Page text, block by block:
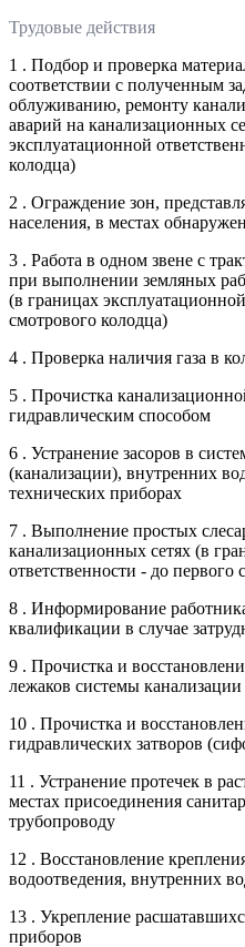
Трудовые действия
1 . Подбор и проверка
соответствии с полученным
облуживанию, ремонту
аварий на канализационных
эксплуатационной
колодца)
2 . Ограждение зон,
населения, в местах
3 . Работа в одном звене с
при выполнении земляных
(в границах
смотрового колодца)
4 . Проверка наличия газа в
5 . Прочистка
гидравлическим способом
6 . Устранение засоров в
(канализации), внутренних
технических приборах
7 . Выполнение простых
канализационных сетях (в
ответственности - до первого
8 . Информирование
квалификации в случае
9 . Прочистка и
лежаков системы канализации
10 . Прочистка и
гидравлических затворов
11 . Устранение протечек в
местах присоединения
трубопроводу
12 . Восстановление
водоотведения, внутренних
13 . Укрепление
приборов